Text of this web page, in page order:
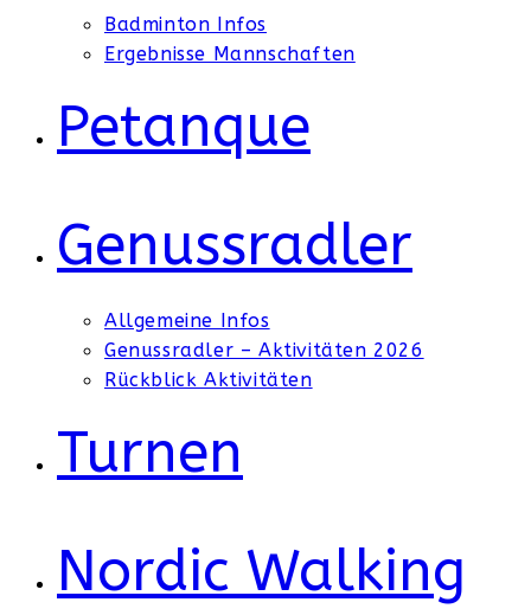
Badminton Infos
Ergebnisse Mannschaften
Petanque
Genussradler
Allgemeine Infos
Genussradler – Aktivitäten 2026
Rückblick Aktivitäten
Turnen
Nordic Walking